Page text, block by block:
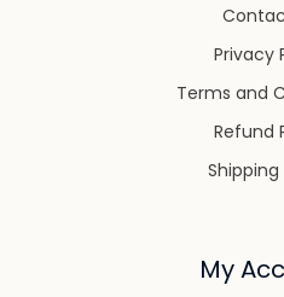
Privacy
Terms and
Refund
Shipping
My